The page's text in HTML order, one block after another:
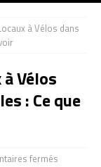
à Vélos dans
Vélos
: Ce que
fermés